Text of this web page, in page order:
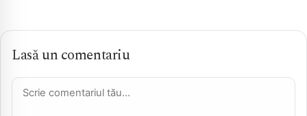
Lasă un comentariu
Comentariu *